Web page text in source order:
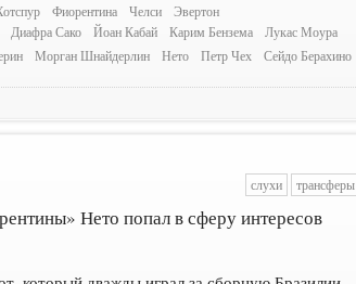
Фиорентина Челси
Эвертон
Диафра Сако Йоан Кабай Карим Бензема
Лукас Моура
Морган Шнайдерлин Нето Петр Чех
Сейдо Берахино
слухи трансферы
Нето попал в сферу интересов